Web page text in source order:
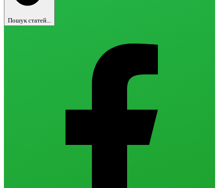
Пошук статей...